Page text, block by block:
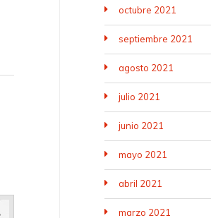
octubre 2021
septiembre 2021
agosto 2021
julio 2021
junio 2021
mayo 2021
abril 2021
marzo 2021